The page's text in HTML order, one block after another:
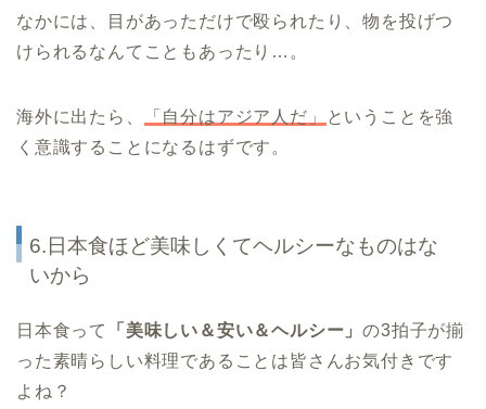
なかには、目があっただけで殴られたり、物を投げつ
けられるなんてこともあったり…。
海外に出たら、 「自分はアジア人だ」
ということを強
く意識することになるはずです。
6.日本食ほど美味しくてヘルシーなものはな
いから
日本食って 「美味しい＆安い＆ヘルシー」の3拍子が揃
った素晴らしい料理であることは皆さんお気付きです
よね？